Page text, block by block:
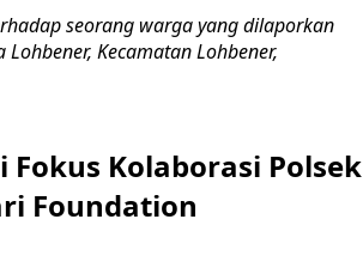
seorang warga yang dilaporkan
Kecamatan Lohbener,
Fokus Kolaborasi Polsek
Foundation